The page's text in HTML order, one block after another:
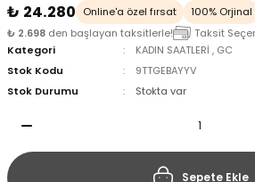
₺ 24.280
Online'a özel fırsat 100% Orjinal
₺ 2.698 den başlayan taksitlerle!
Taksit
Kategori
KADIN SAATLERİ , GC
Stok Kodu
9TTGEBAYYV
Stok Durumu
Stokta var
Sepete Ekle